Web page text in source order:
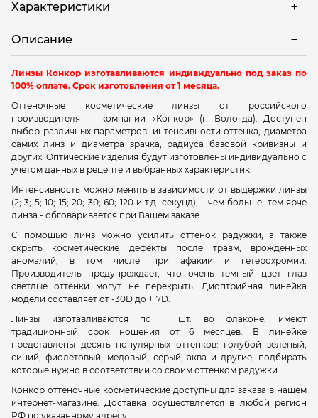
Характеристики
Описание
Линзы Конкор изготавливаются индивидуально под заказ по
100% оплате. Срок изготовления от 1 месяца.
Оттеночные косметические линзы от российского
производителя — компании «Конкор» (г. Вологда). Доступен
выбор различных параметров: интенсивности оттенка, диаметра
самих линз и диаметра зрачка, радиуса базовой кривизны и
других. Оптические изделия будут изготовлены индивидуально с
учетом данных в рецепте и выбранных характеристик.
Интенсивность можно менять в зависимости от выдержки линзы
(2; 3; 5; 10; 15; 20; 30; 60; 120 и т.д. секунд), - чем больше, тем ярче
линза - обговаривается при Вашем заказе.
С помощью линз можно усилить оттенок радужки, а также
скрыть косметические дефекты после травм, врожденных
аномалий, в том числе при афакии и гетерохромии.
Производитель предупреждает, что очень темный цвет глаз
светлые оттенки могут не перекрыть. Диоптрийная линейка
модели составляет от -30D до +17D.
Линзы изготавливаются по 1 шт. во флаконе, имеют
традиционный срок ношения от 6 месяцев. В линейке
представлены десять популярных оттенков: голубой зеленый,
синий, фиолетовый, медовый, серый, аква и другие, подбирать
которые нужно в соответствии со своим оттенком радужки.
Конкор оттеночные косметические доступны для заказа в нашем
интернет-магазине. Доставка осуществляется в любой регион
РФ по указанному адресу.